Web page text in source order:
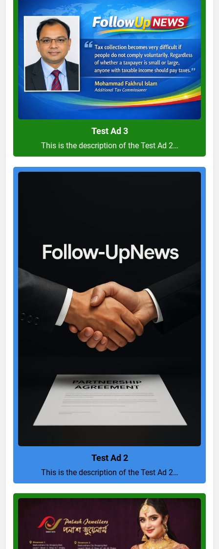
Ad
3
Test Ad 3
This is the description of the Test Ad 2…
Test Ad 2
This is the description of the Test Ad 2…